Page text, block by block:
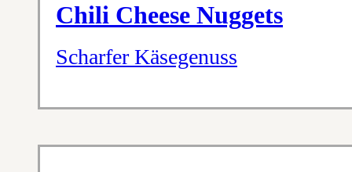
Chili Cheese Nuggets
Scharfer Käsegenuss